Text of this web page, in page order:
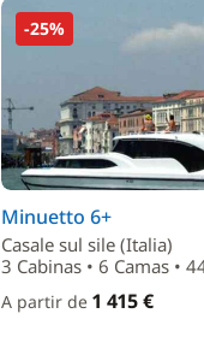
-25%
Minuetto 6+
Casale sul sile (Italia)
3 Cabinas • 6 Camas •
A partir de 1 415 €